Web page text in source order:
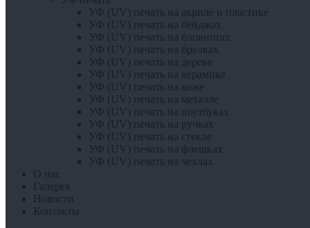
УФ (UV) печать на акриле и пластике
УФ (UV) печать на бейджах
УФ (UV) печать на блокнотах
УФ (UV) печать на брелках
УФ (UV) печать на дереве
УФ (UV) печать на керамике
УФ (UV) печать на коже
УФ (UV) печать на металле
УФ (UV) печать на ноутбуках
УФ (UV) печать на ручках
УФ (UV) печать на стекле
УФ (UV) печать на флешках
УФ (UV) печать на чехлах
О нас
Галерея
Новости
Контакты